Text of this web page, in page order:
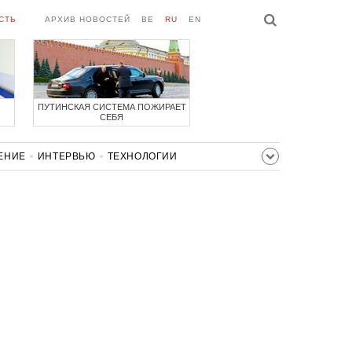
АРХИВ НОВОСТЕЙ BE RU EN
ПУТИНСКАЯ СИСТЕМА ПОЖИРАЕТ
СЕБЯ
ИНТЕРВЬЮ ТЕХНОЛОГИИ